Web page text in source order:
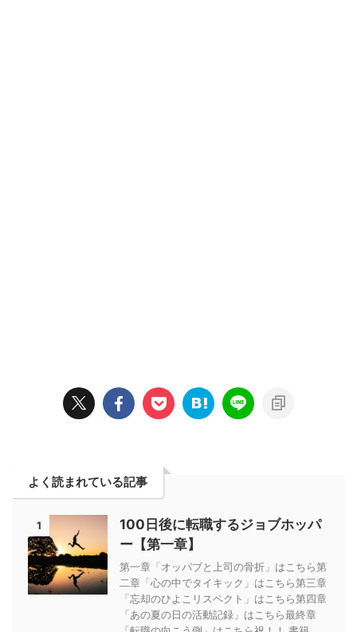
よく読まれている記事
1
100日後に転職するジョブホッパ
ー【第一章】
第一章「オッパブと上司の骨折」はこちら第
二章「心の中でタイキック」はこちら第三章
「忘却のひよこリスペクト」はこちら第四章
「あの夏の日の活動記録」はこちら最終章